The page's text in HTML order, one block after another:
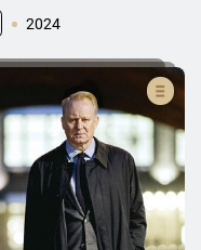
2024